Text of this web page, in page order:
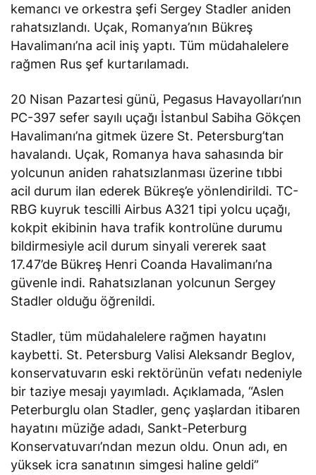
kemancı ve orkestra şefi Sergey Stadler aniden
rahatsızlandı. Uçak, Romanya’nın Bükreş
Havalimanı’na acil iniş yaptı. Tüm müdahalelere
rağmen Rus şef kurtarılamadı.
20 Nisan Pazartesi günü, Pegasus Havayolları’nın
PC-397 sefer sayılı uçağı İstanbul Sabiha Gökçen
Havalimanı’na gitmek üzere St. Petersburg’tan
havalandı. Uçak, Romanya hava sahasında bir
yolcunun aniden rahatsızlanması üzerine tıbbi
acil durum ilan ederek Bükreş’e yönlendirildi. TC-
RBG kuyruk tescilli Airbus A321 tipi yolcu uçağı,
kokpit ekibinin hava trafik kontrolüne durumu
bildirmesiyle acil durum sinyali vererek saat
17.47’de Bükreş Henri Coanda Havalimanı’na
güvenle indi. Rahatsızlanan yolcunun Sergey
Stadler olduğu öğrenildi.
Stadler, tüm müdahalelere rağmen hayatını
kaybetti. St. Petersburg Valisi Aleksandr Beglov,
konservatuvarın eski rektörünün vefatı nedeniyle
bir taziye mesajı yayımladı. Açıklamada, “Aslen
Peterburglu olan Stadler, genç yaşlardan itibaren
hayatını müziğe adadı, Sankt-Peterburg
Konservatuvarı’ndan mezun oldu. Onun adı, en
yüksek icra sanatının simgesi haline geldi”